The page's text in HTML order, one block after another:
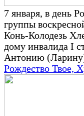
7 января, в день
группы
Конь-Колодезь
дому инвалида I
Антонию
Рождество Твое,